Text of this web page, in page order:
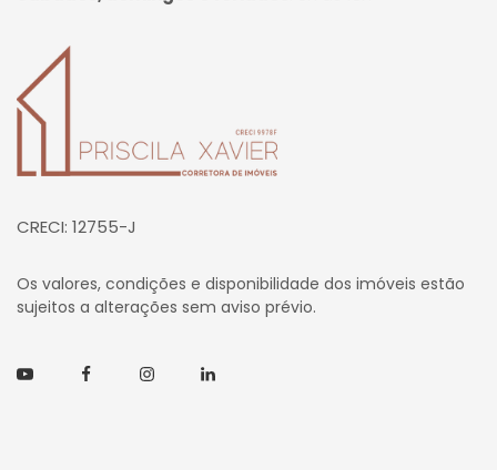
Página inicial
CRECI: 12755-J
Os valores, condições e disponibilidade dos imóveis estão
sujeitos a alterações sem aviso prévio.
YoutubeFacebookInstagramLinkedin